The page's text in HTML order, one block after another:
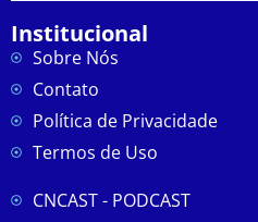
Institucional
Sobre Nós
Contato
Política de Privacidade
Termos de Uso
CNCAST - PODCAST